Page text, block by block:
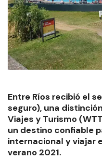
Entre Ríos recibió el
seguro), una
Viajes y Turismo
un destino confiable
internacional y viajar
verano 2021.